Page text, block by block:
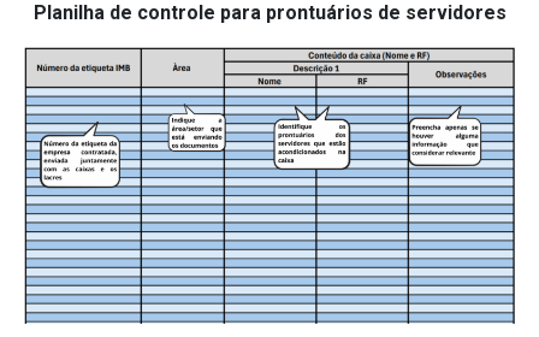
Planilha de controle para prontuários de servidores